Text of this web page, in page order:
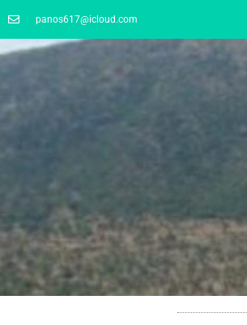
panos617@icloud.com